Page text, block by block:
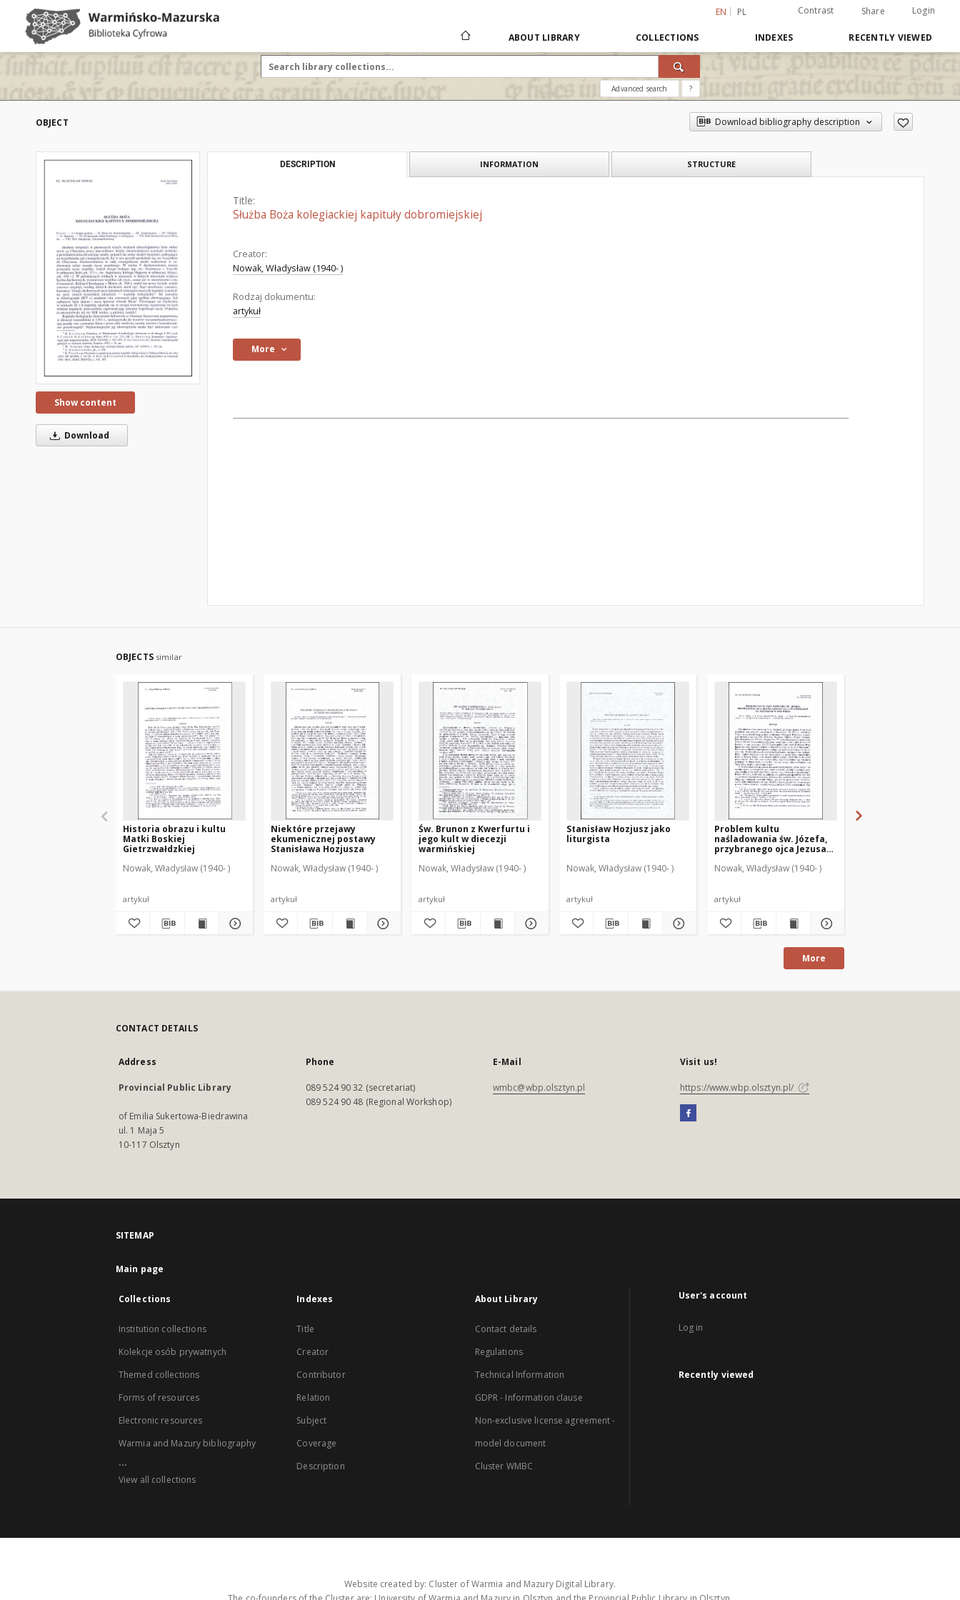
EN PL Contrast Share Login
ABOUT LIBRARY COLLECTIONS INDEXES RECENTLY VIEWED
Advanced search ?
OBJECT Download bibliography description
Show content
Download
DESCRIPTION INFORMATION STRUCTURE
Title:
Służba Boża kolegiackiej kapituły dobromiejskiej
Creator:
Nowak, Władysław (1940- )
Rodzaj dokumentu:
artykuł
More
OBJECTS similar
Historia obrazu i kultu
Matki Boskiej
Gietrzwałdzkiej
Nowak, Władysław (1940- )
artykuł
Niektóre przejawy
ekumenicznej postawy
Stanisława Hozjusza
Nowak, Władysław (1940- )
artykuł
Św. Brunon z Kwerfurtu i
jego kult w diecezji
warmińskiej
Nowak, Władysław (1940- )
artykuł
Stanisław Hozjusz jako
liturgista
Nowak, Władysław (1940- )
artykuł
Problem kultu
naśladowania św. Józefa,
przybranego ojca Jezusa
na Mazurach w XVII wieku
Nowak, Władysław (1940- )
artykuł
More
CONTACT DETAILS
Address
Provincial Public Library
of Emilia Sukertowa-Biedrawina
ul. 1 Maja 5
10-117 Olsztyn
Phone
089 524 90 32 (secretariat)
089 524 90 48 (Regional Workshop)
E-Mail
wmbc@wbp.olsztyn.pl
Visit us!
https://www.wbp.olsztyn.pl/
SITEMAP
Main page
Collections
Institution collections
Kolekcje osób prywatnych
Themed collections
Forms of resources
Electronic resources
Warmia and Mazury bibliography
...
View all collections
Indexes
Title
Creator
Contributor
Relation
Subject
Coverage
Description
About Library
Contact details
Regulations
Technical Information
GDPR - Information clause
Non-exclusive license agreement -
model document
Cluster WMBC
User's account
Log in
Recently viewed
Website created by: Cluster of Warmia and Mazury Digital Library.